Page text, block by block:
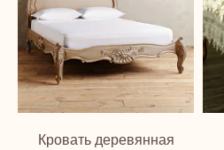
Кровать деревянная